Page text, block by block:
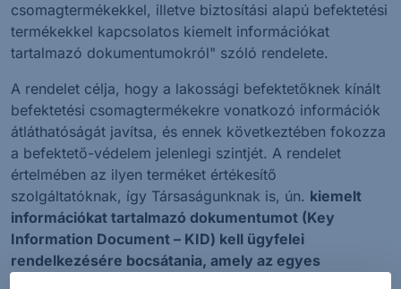
csomagtermékekkel, illetve biztosítási alapú befektetési
termékekkel kapcsolatos kiemelt információkat
tartalmazó dokumentumokról" szóló rendelete.
A rendelet célja, hogy a lakossági befektetőknek kínált
befektetési csomagtermékekre vonatkozó információk
átláthatóságát javítsa, és ennek következtében fokozza
a befektető-védelem jelenlegi szintjét. A rendelet
értelmében az ilyen terméket értékesítő
szolgáltatóknak, így Társaságunknak is, ún. kiemelt
információkat tartalmazó dokumentumot (Key
Information Document – KID) kell ügyfelei
rendelkezésére bocsátania, amely az egyes